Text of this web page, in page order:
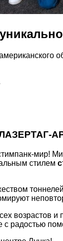
стимпанк-
стилем
возрастов